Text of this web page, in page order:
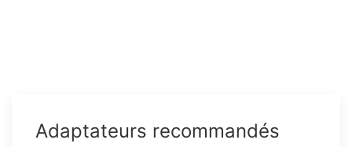
Adaptateurs recommandés